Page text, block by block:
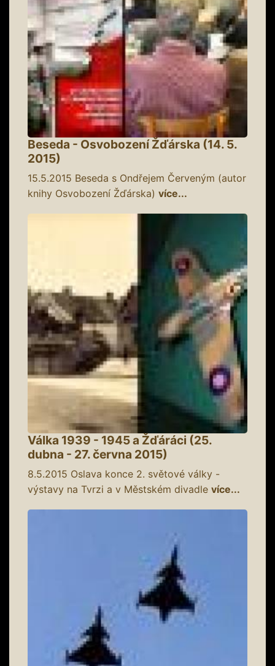
Beseda - Osvobození Žďárska (14. 5.
2015)
15.5.2015 Beseda s Ondřejem Červeným (autor
knihy Osvobození Žďárska) více...
Válka 1939 - 1945 a Žďáráci (25.
dubna - 27. června 2015)
8.5.2015 Oslava konce 2. světové války -
výstavy na Tvrzi a v Městském divadle více...